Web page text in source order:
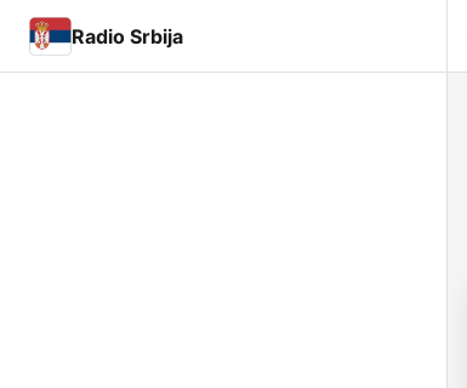
Radio Srbija